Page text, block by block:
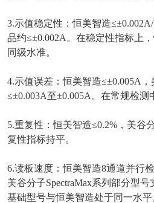
3.示值稳定性：恒美智造
品约≤±0.002A 。在稳定性指标上
同级水准。
4.示值误差：恒美智造≤±0.005A
≤±0.003A至±0.005A 。在常规检测
5.重复性：恒美智造≤0.2% ，美谷
复性指标持平。
6.读板速度：恒美智造8通道并行
美谷分子SpectraMax系列部分型号
基础型号与恒美智造处于同一水平